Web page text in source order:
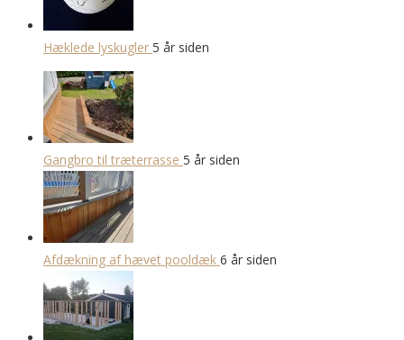
Hæklede lyskugler 5 år siden
Gangbro til træterrasse 5 år siden
Afdækning af hævet pooldæk 6 år siden